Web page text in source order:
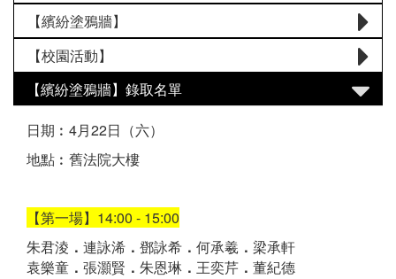
【繽紛塗鴉牆】
【校園活動】
【繽紛塗鴉牆】錄取名單
日期︰4月22日（六）
地點︰舊法院大樓
【第一場】14:00 - 15:00
朱君淩 ． 連詠浠 ． 鄧詠希 ． 何承羲 ． 梁承軒
袁樂童 ． 張灝賢 ． 朱恩琳 ． 王奕芹 ． 董紀德